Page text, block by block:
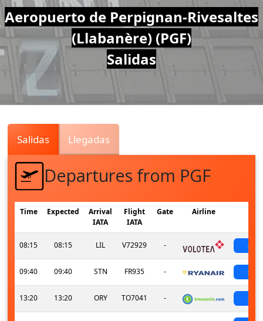
Air
Traffic
Live
Aeropuerto de Perpignan-Rivesaltes
(Llabanère) (PGF)
Salidas
Salidas Llegadas
Departures from PGF
Time Expected
Arrival
IATA
Flight
IATA
Gate Airline
08:15 08:15 LIL V72929 -
09:40 09:40 STN FR935 -
13:20 13:20 ORY TO7041 -